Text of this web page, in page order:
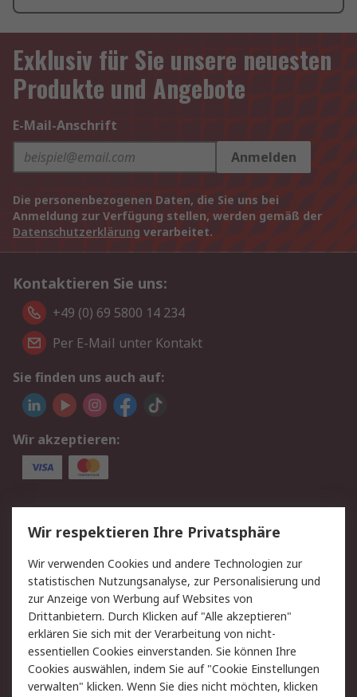
Exklusiv für Sie unsere neuesten
Produkte und Angebote
E-Mail-Anschrift
Anmelden
Die personenbezogenen Daten, die Sie uns bei
Anmeldung zur Verfügung stellen, werden gemäß der
Datenschutzerklärung verarbeitet.
Kontaktieren Sie uns:
+49 (0) 69 5800 14 234
Per E-Mail unter Kontakt
Sie finden uns auch auf:
Wir akzeptieren:
Service
Value Added Services
Lieferlösungen
Rücksendungen
Kontakt
Hilfe
Privatkunden
Rechtliches
AGB
Datenschutz
Cookie-Richtlinie
Zahlungsbedingungen
Wir respektieren Ihre Privatsphäre
Wir verwenden Cookies und andere Technologien zur
statistischen Nutzungsanalyse, zur Personalisierung und
zur Anzeige von Werbung auf Websites von
Drittanbietern. Durch Klicken auf "Alle akzeptieren"
erklären Sie sich mit der Verarbeitung von nicht-
essentiellen Cookies einverstanden. Sie können Ihre
Cookies auswählen, indem Sie auf "Cookie Einstellungen
verwalten" klicken. Wenn Sie dies nicht möchten, klicken